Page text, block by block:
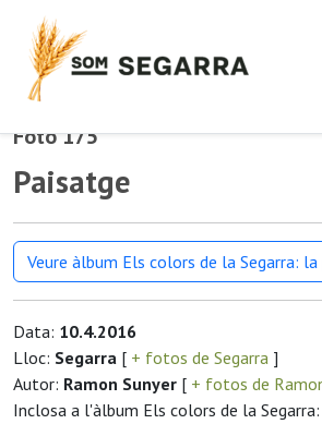
Foto 175
Paisatge
Veure àlbum Els colors de la Segarra:
Data: 10.4.2016
Lloc: Segarra [ + fotos de Segarra ]
Autor: Ramon Sunyer [ + fotos de
Inclosa a l'àlbum Els colors de la